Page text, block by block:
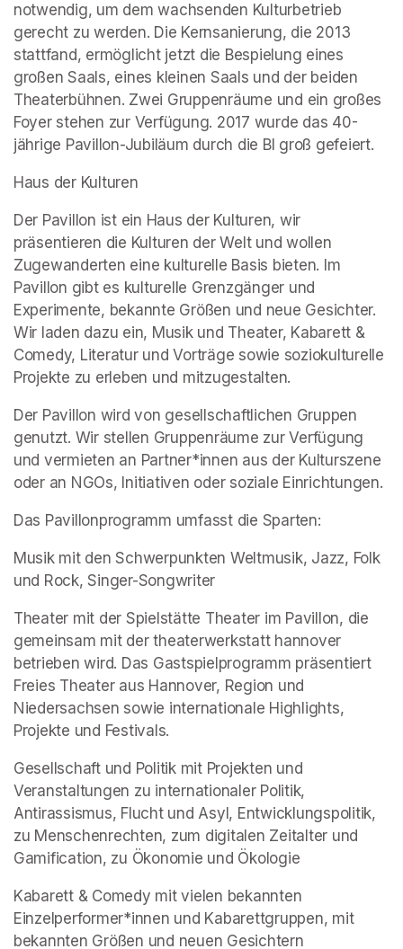
notwendig, um dem wachsenden Kulturbetrieb
gerecht zu werden. Die Kernsanierung, die 2013
stattfand, ermöglicht jetzt die Bespielung eines
großen Saals, eines kleinen Saals und der beiden
Theaterbühnen. Zwei Gruppenräume und ein großes
Foyer stehen zur Verfügung. 2017 wurde das 40-
jährige Pavillon-Jubiläum durch die BI groß gefeiert.
Haus der Kulturen
Der Pavillon ist ein Haus der Kulturen, wir
präsentieren die Kulturen der Welt und wollen
Zugewanderten eine kulturelle Basis bieten. Im
Pavillon gibt es kulturelle Grenzgänger und
Experimente, bekannte Größen und neue Gesichter.
Wir laden dazu ein, Musik und Theater, Kabarett &
Comedy, Literatur und Vorträge sowie soziokulturelle
Projekte zu erleben und mitzugestalten.
Der Pavillon wird von gesellschaftlichen Gruppen
genutzt. Wir stellen Gruppenräume zur Verfügung
und vermieten an Partner*innen aus der Kulturszene
oder an NGOs, Initiativen oder soziale Einrichtungen.
Das Pavillonprogramm umfasst die Sparten:
Musik mit den Schwerpunkten Weltmusik, Jazz, Folk
und Rock, Singer-Songwriter
Theater mit der Spielstätte Theater im Pavillon, die
gemeinsam mit der theaterwerkstatt hannover
betrieben wird. Das Gastspielprogramm präsentiert
Freies Theater aus Hannover, Region und
Niedersachsen sowie internationale Highlights,
Projekte und Festivals.
Gesellschaft und Politik mit Projekten und
Veranstaltungen zu internationaler Politik,
Antirassismus, Flucht und Asyl, Entwicklungspolitik,
zu Menschenrechten, zum digitalen Zeitalter und
Gamification, zu Ökonomie und Ökologie
Kabarett & Comedy mit vielen bekannten
Einzelperformer*innen und Kabarettgruppen, mit
bekannten Größen und neuen Gesichtern